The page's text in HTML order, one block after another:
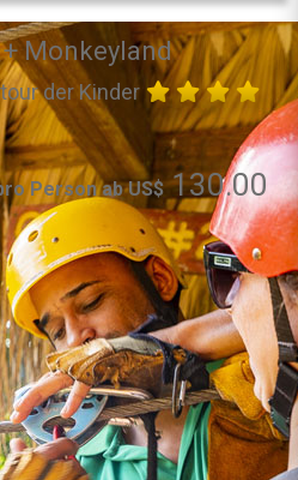
Monkeyland
der Kinder
Person ab US$130.00